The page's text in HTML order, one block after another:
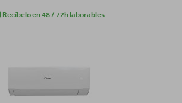
Recíbelo en 48 / 72h laborables